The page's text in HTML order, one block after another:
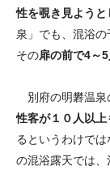
性を覗き見ようと
泉」でも、混浴の
その扉の前で4～
別府の明礬温
性客が１０人以
るというわけで
の混浴露天では